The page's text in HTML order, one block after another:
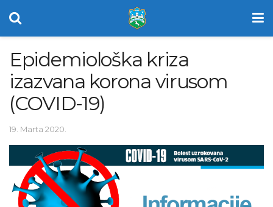
Epidemiološka kriza
izazvana korona virusom
(COVID-19)
19. Marta 2020.